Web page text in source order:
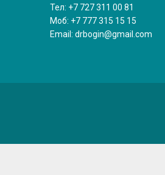
Тел: +7 727 311 00 81
Моб: +7 777 315 15 15
Email: drbogin@gmail.com